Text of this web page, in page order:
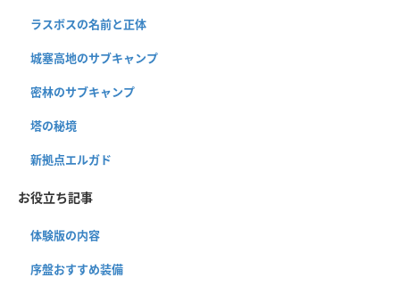
ラスボスの名前と正体
城塞高地のサブキャンプ
密林のサブキャンプ
塔の秘境
新拠点エルガド
お役立ち記事
体験版の内容
序盤おすすめ装備